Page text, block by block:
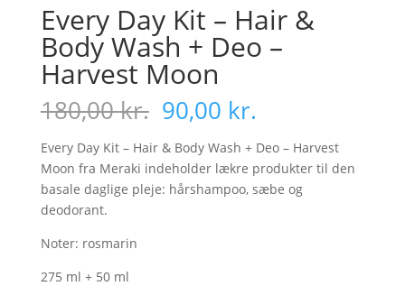
Every Day Kit – Hair &
Body Wash + Deo –
Harvest Moon
180,00kr. Den
oprindelige
pris
var:
180,00 kr..
90,00 kr.
pris
er:
90,00 kr..
Every Day Kit – Hair & Body Wash + Deo – Harvest
Moon fra Meraki indeholder lækre produkter til den
basale daglige pleje: hårshampoo, sæbe og
deodorant.
Noter: rosmarin
275 ml + 50 ml